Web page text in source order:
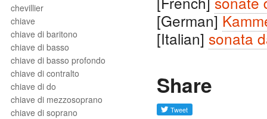
chevillier
chiave
chiave di baritono
chiave di basso
chiave di basso profondo
chiave di contralto
chiave di do
chiave di mezzosoprano
chiave di soprano
[German]
[Italian] sonata
Share